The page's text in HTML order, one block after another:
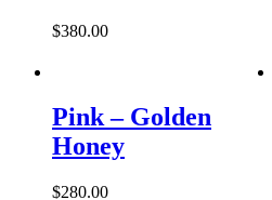
$380.00
Pink – Golden
Honey
$280.00